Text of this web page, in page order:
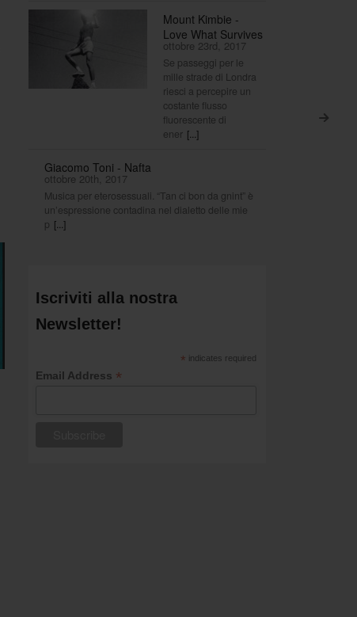
>
Mount Kimbie -
Love What Survives
ottobre 23rd, 2017
Se passeggi per le
mille strade di Londra
riesci a percepire un
costante flusso
fluorescente di
ener [...]
Giacomo Toni - Nafta
ottobre 20th, 2017
Musica per eterosessuali. “Tan ci bon da gnint” è
un’espressione contadina nel dialetto delle mie
p [...]
Iscriviti alla nostra
Newsletter!
* indicates required
Email Address *